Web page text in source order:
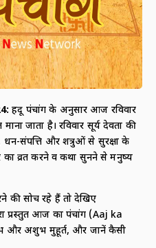
हिंदू पंचांग के अनुसार आज रविवार
जाता है। रविवार सूर्य देवता की
संपत्ति और शत्रुओं से सुरक्षा के
का व्रत करने व कथा सुनने से मनुष्य
सोच रहे हैं तो देखिए
प्रस्तुत आज का पंचांग (Aaj ka
अशुभ मुहूर्त, और जानें कैसी